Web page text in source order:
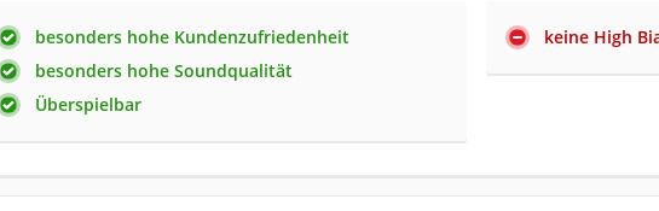
besonders hohe Kundenzufriedenheit
besonders hohe Soundqualität
Überspielbar
keine High